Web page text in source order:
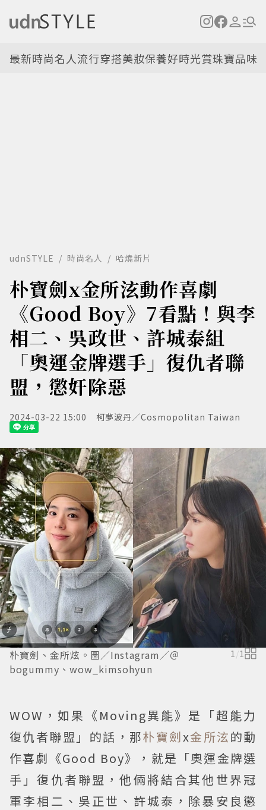
最新時尚名人流行穿搭美妝保養好時光賞珠寶品味
udnSTYLE 時尚名人 哈燒新片
朴寶劍x金所泫動作喜劇
《Good Boy》7看點！與李
相二、吳政世、許城泰組
「奧運金牌選手」復仇者聯
盟，懲奸除惡
2024-03-22 15:00 柯夢波丹／Cosmopolitan Taiwan
朴寶劍、金所炫。圖／Instagram／＠
bogummy、wow_kimsohyun
1/1
WOW，如果《Moving異能》是「超能力
復仇者聯盟」的話，那朴寶劍x金所泫的動
作喜劇《Good Boy》，就是「奧運金牌選
手」復仇者聯盟，他倆將結合其他世界冠
軍李相二、吳正世、許城泰，除暴安良懲